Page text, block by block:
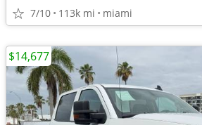
7/10 113k mi miami
$14,677